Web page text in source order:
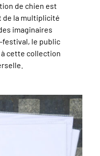
de chien est
de la multiplicité
imaginaires
festival, le public
cette collection